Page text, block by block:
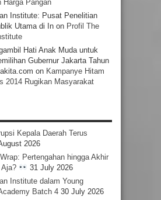
Harga Pangan
Institute: Pusat Penelitian
Utama di In on Profil The
Hati Anak Muda untuk
Gubernur Jakarta Tahun
on Kampanye Hitam
2014 Rugikan Masyarakat
Kepala Daerah Terus
2026
Pertengahan hingga Akhir
31 July 2026
Institute dalam Young
Batch 4 30 July 2026